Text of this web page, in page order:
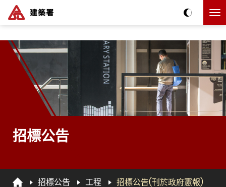
The detail of this page
招標公告
招標公告 工程 招標公告(刊於政府憲報)